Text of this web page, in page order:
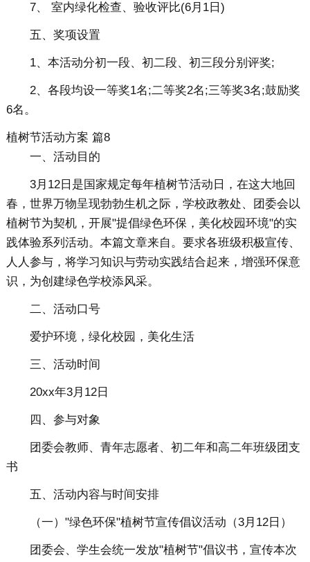
7、 室内绿化检查、验收评比(6月1日)
五、奖项设置
1、本活动分初一段、初二段、初三段分别评奖;
2、各段均设一等奖1名;二等奖2名;三等奖3名;鼓励奖
6名。
植树节活动方案 篇8
一、活动目的
3月12日是国家规定每年植树节活动日，在这大地回
春，世界万物呈现勃勃生机之际，学校政教处、团委会以
植树节为契机，开展"提倡绿色环保，美化校园环境"的实
践体验系列活动。本篇文章来自。要求各班级积极宣传、
人人参与，将学习知识与劳动实践结合起来，增强环保意
识，为创建绿色学校添风采。
二、活动口号
爱护环境，绿化校园，美化生活
三、活动时间
20xx年3月12日
四、参与对象
团委会教师、青年志愿者、初二年和高二年班级团支
书
五、活动内容与时间安排
（一）"绿色环保"植树节宣传倡议活动（3月12日）
团委会、学生会统一发放"植树节"倡议书，宣传本次